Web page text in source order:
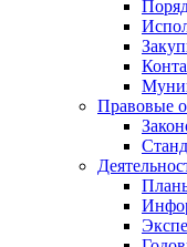
Правовые